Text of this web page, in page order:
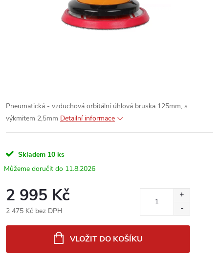
Pneumatická - vzduchová orbitální úhlová bruska 125mm, s
výkmitem 2,5mm Detailní informace
Skladem 10 ks
11.8.2026
2 995 Kč
2 475 Kč bez DPH
VLOŽIT DO KOŠÍKU